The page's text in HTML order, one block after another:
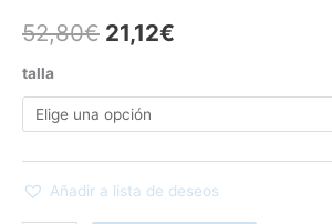
52,80€ 21,12€
talla
Añadir a lista de deseos